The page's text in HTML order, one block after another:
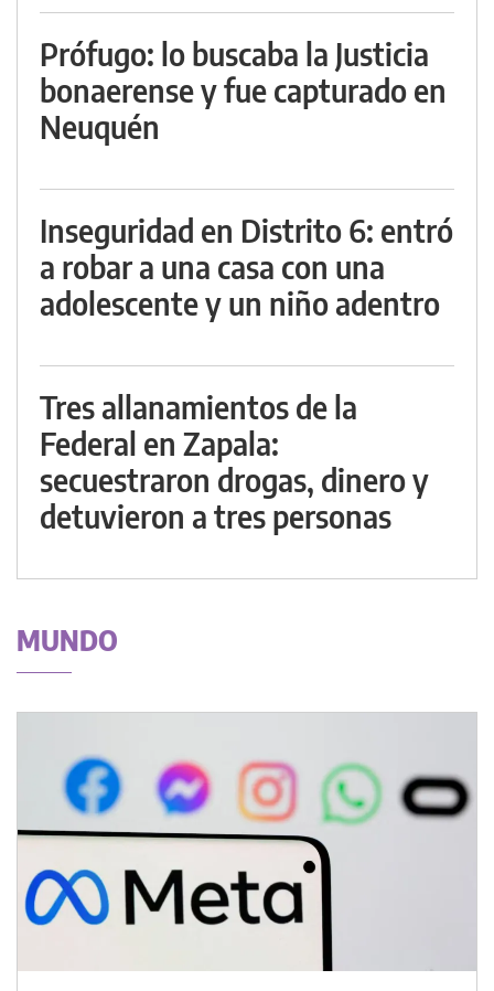
Prófugo: lo buscaba la Justicia
bonaerense y fue capturado en
Neuquén
Inseguridad en Distrito 6: entró
a robar a una casa con una
adolescente y un niño adentro
Tres allanamientos de la
Federal en Zapala:
secuestraron drogas, dinero y
detuvieron a tres personas
MUNDO